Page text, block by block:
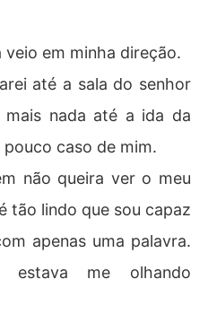
em minha direção.
até a sala do senhor
nada até a ida da
caso de mim.
não queira ver o meu
tão lindo que sou capaz
apenas uma palavra.
me olhando